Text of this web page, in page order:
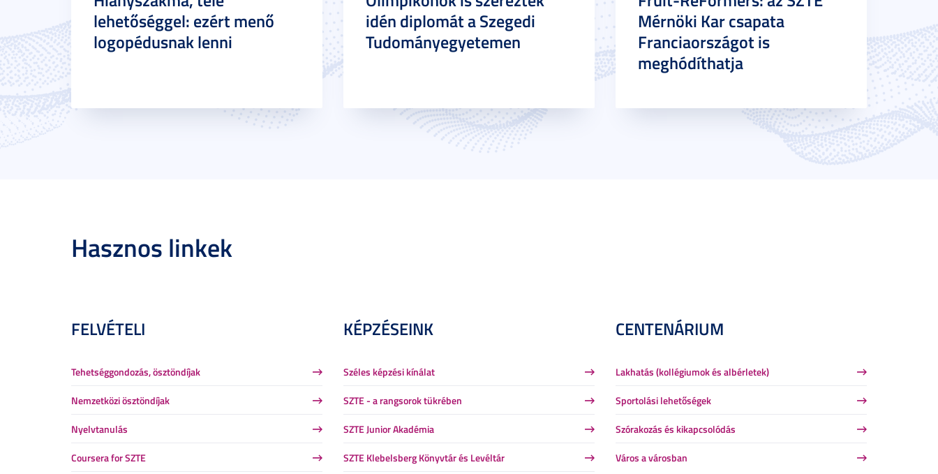
lehetőséggel: ezért menő
logopédusnak lenni
idén diplomát a Szegedi
Tudományegyetemen
Mérnöki Kar csapata
Franciaországot is
meghódíthatja
Hasznos linkek
FELVÉTELI
Tehetséggondozás, ösztöndíjak
Nemzetközi ösztöndíjak
Nyelvtanulás
Coursera for SZTE
KÉPZÉSEINK
Széles képzési kínálat
SZTE - a rangsorok tükrében
SZTE Junior Akadémia
SZTE Klebelsberg Könyvtár és Levéltár
CENTENÁRIUM
Lakhatás (kollégiumok és albérletek)
Sportolási lehetőségek
Szórakozás és kikapcsolódás
Város a városban